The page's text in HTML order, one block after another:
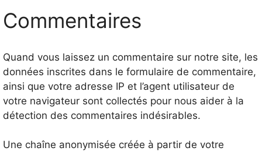
Commentaires
Quand vous laissez un commentaire sur notre site, les
données inscrites dans le formulaire de commentaire,
ainsi que votre adresse IP et l’agent utilisateur de
votre navigateur sont collectés pour nous aider à la
détection des commentaires indésirables.
Une chaîne anonymisée créée à partir de votre